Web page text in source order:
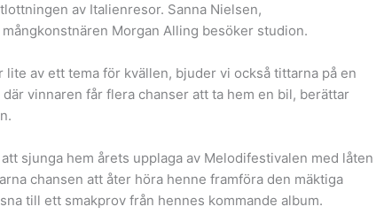
av Italienresor. Sanna Nielsen,
Morgan Alling besöker studion.
lite av ett tema för kvällen, bjuder vi också tittarna på en
vinnaren får flera chanser att ta hem en bil, berättar
sjunga hem årets upplaga av Melodifestivalen med låten
chansen att åter höra henne framföra den mäktiga
till ett smakprov från hennes kommande album.